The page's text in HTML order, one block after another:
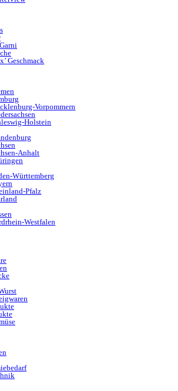
Geschmack
Vorpommern
Holstein
Anhalt
Württemberg
Pfalz
Westfalen